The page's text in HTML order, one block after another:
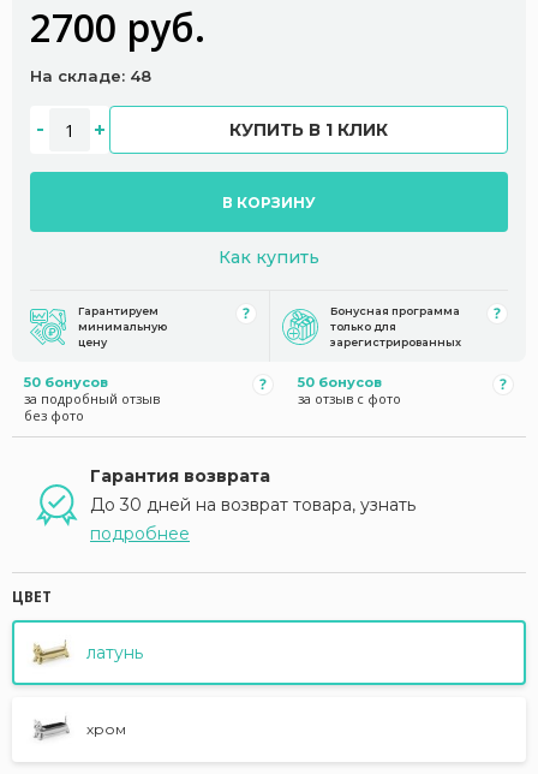
2700 руб.
На складе: 48
КУПИТЬ В 1 КЛИК
В КОРЗИНУ
Как купить
Гарантируем
минимальную
цену
Бонусная программа
только для
зарегистрированных
50 бонусов
за подробный отзыв
без фото
50 бонусов
за отзыв с фото
Гарантия возврата
До 30 дней на возврат товара, узнать
подробнее
ЦВЕТ
латунь
хром